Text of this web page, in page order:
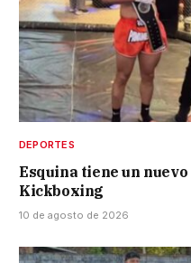
DEPORTES
Esquina tiene un
Kickboxing
10 de agosto de 2026